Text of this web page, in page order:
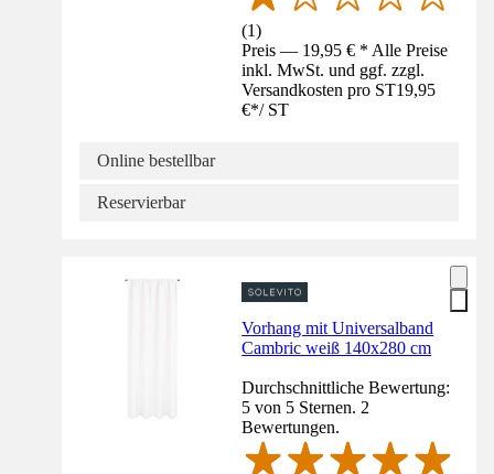
(1)
Preis — 19,95 € * Alle Preise
inkl. MwSt. und ggf. zzgl.
Versandkosten pro ST19,95
€*/ ST
Online bestellbar
Reservierbar
Vorhang mit Universalband
Cambric weiß 140x280 cm
Durchschnittliche Bewertung:
5 von 5 Sternen. 2
Bewertungen.